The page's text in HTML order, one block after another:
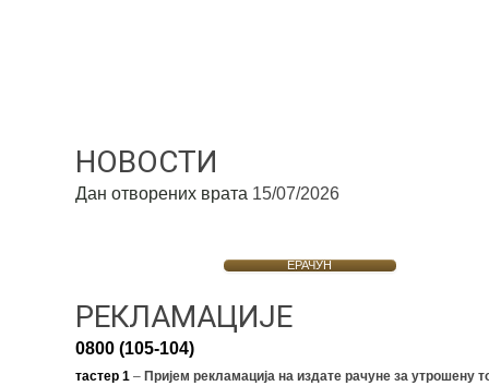
НОВОСТИ
Дан отворених врата 15/07/2026
ЕРАЧУН
РЕКЛАМАЦИЈЕ
0800 (105-104)
тастер 1–Пријем рекламација на издате рачуне за утрошену